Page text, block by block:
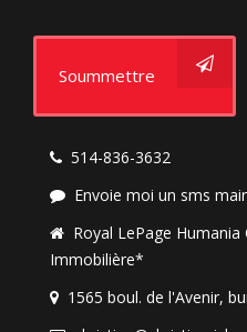
Soummettre
514-836-3632
Envoie moi un sms
Royal LePage Humania
Immobilière*
1565 boul. de l'Avenir,